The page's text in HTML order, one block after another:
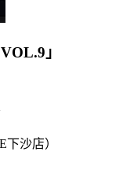
」
沙店）